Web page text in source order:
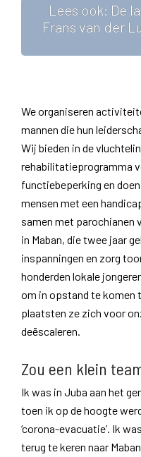
Lees ook: De
Frans van der
We organiseren
mannen die hun
Wij bieden in de
rehabilitatieprogramma
functiebeperking en
mensen met een
samen met parochianen
in Maban, die twee jaar
inspanningen en zorg
honderden lokale
om in opstand te komen
plaatsten ze zich voor
deëscaleren.
Zou een klein
Ik was in Juba aan het
toen ik op de hoogte
‘corona-evacuatie’. Ik
terug te keren naar